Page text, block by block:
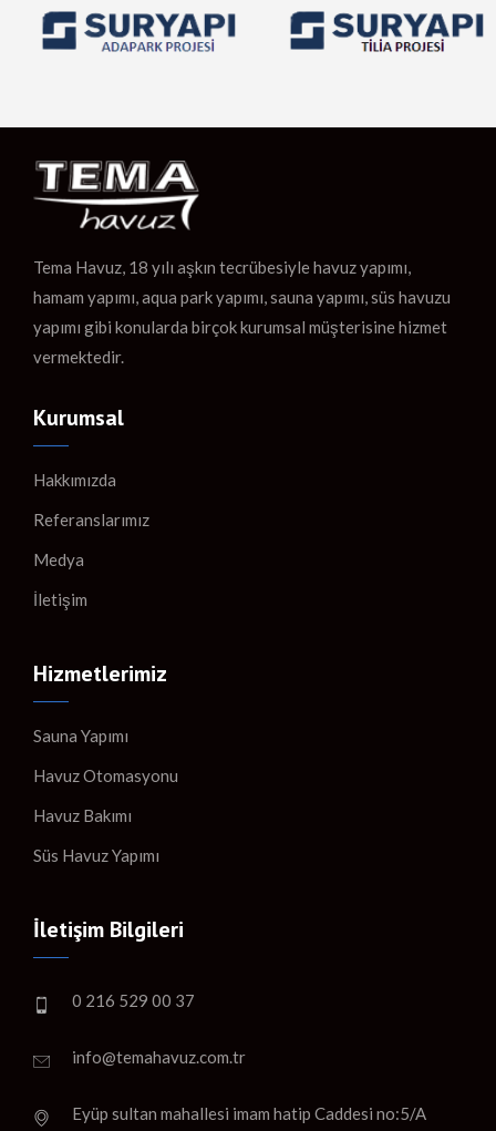
Tema Havuz, 18 yılı aşkın tecrübesiyle havuz yapımı,
hamam yapımı, aqua park yapımı, sauna yapımı, süs havuzu
yapımı gibi konularda birçok kurumsal müşterisine hizmet
vermektedir.
Kurumsal
Hakkımızda
Referanslarımız
Medya
İletişim
Hizmetlerimiz
Sauna Yapımı
Havuz Otomasyonu
Havuz Bakımı
Süs Havuz Yapımı
İletişim Bilgileri
0 216 529 00 37
info@temahavuz.com.tr
Eyüp sultan mahallesi imam hatip Caddesi no:5/A